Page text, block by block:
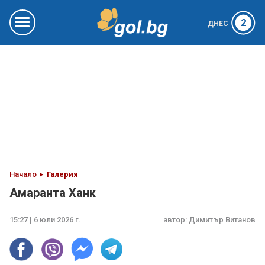
ДНЕС 2
Начало Галерия
Амаранта Ханк
15:27 | 6 юли 2026 г. автор: Димитър Витанов